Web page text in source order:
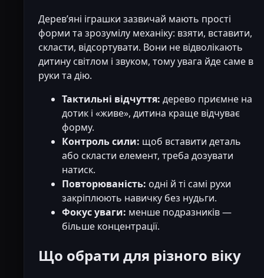
Деревʼяні іграшки зазвичай мають прості
форми та зрозумілу механіку: взяти, вставити,
скласти, відсортувати. Вони не відволікають
дитину світлом і звуком, тому увага йде саме в
руки та дію.
Тактильні відчуття: дерево приємне на
дотик і «живе», дитина краще відчуває
форму.
Контроль сили: щоб вставити деталь
або скласти елемент, треба дозувати
натиск.
Повторюваність: одні й ті самі рухи
закріплюють навичку без нудьги.
Фокус уваги: менше подразників —
більше концентрації.
Що обрати для різного віку